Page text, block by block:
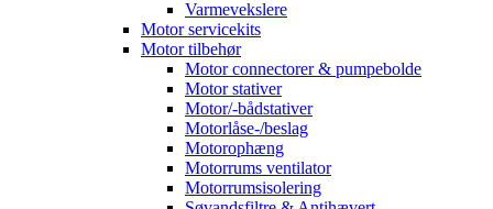
Varmevekslere
Motor servicekits
Motor tilbehør
Motor connectorer & pumpebolde
Motor stativer
Motor/-bådstativer
Motorlåse-/beslag
Motorophæng
Motorrums ventilator
Motorrumsisolering